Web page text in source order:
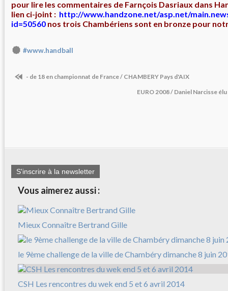
pour lire les commentaires de Farnçois Dasriaux dans
lien ci-joint : http://www.handzone.net/asp.net/
id=50560 nos trois Chambériens sont en bronze pour
#www.handball
- de 18 en championnat de France / CHAMBERY Pays d'AIX
EURO 2008 / Daniel Narcisse
S'inscrire à la newsletter
Vous aimerez aussi :
Mieux Connaître Bertrand Gille
le 9ème challenge de la ville de Chambéry dimanche 8 juin
CSH Les rencontres du wek end 5 et 6 avril 2014